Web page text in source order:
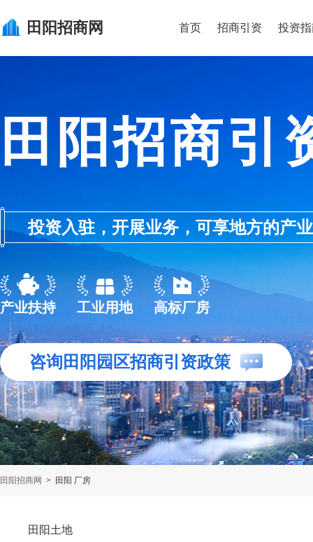
田阳招商网 首页 招商引资 投资
田阳招商引
投资入驻，开展业务，可享地方的产
产业扶持 工业用地 高标厂房
咨询田阳园区招商引资政策
田阳招商网 > 田阳 厂房
田阳土地